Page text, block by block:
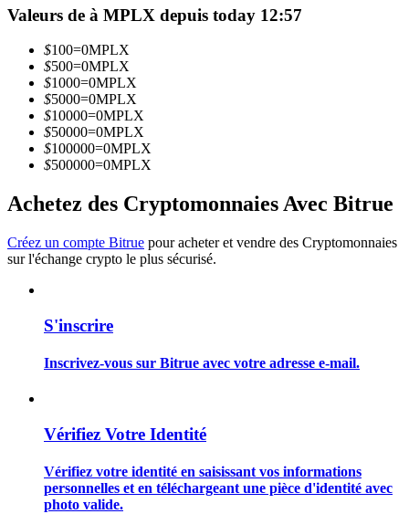
Profitez du partage des bénéfices et des commissions de copy
Analyse de mégadonnées, y compris des informations
commerciales, etc.
Guide de démarrage des contrats à terme
Valeurs de à MPLX depuis today 12:57
$100=0MPLX
$500=0MPLX
$1000=0MPLX
$5000=0MPLX
$10000=0MPLX
$50000=0MPLX
$100000=0MPLX
$500000=0MPLX
Achetez des Cryptomonnaies Avec Bitrue
Créez un compte Bitrue pour acheter et vendre des Cryptomonnaies
sur l'échange crypto le plus sécurisé.
S'inscrire
Inscrivez-vous sur Bitrue avec votre adresse e-mail.
Vérifiez Votre Identité
Vérifiez votre identité en saisissant vos informations
personnelles et en téléchargeant une pièce d'identité avec
photo valide.